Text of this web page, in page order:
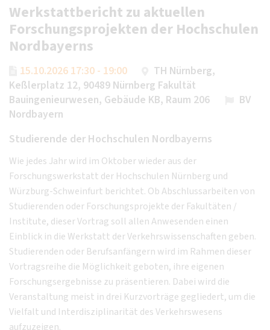
Werkstattbericht zu aktuellen
Forschungsprojekten der Hochschulen
Nordbayerns
15.10.2026 17:30 - 19:00
TH Nürnberg,
Keßlerplatz 12, 90489 Nürnberg Fakultät
Bauingenieurwesen, Gebäude KB, Raum 206
BV
Nordbayern
Studierende der Hochschulen Nordbayerns
Wie jedes Jahr wird im Oktober wieder aus der
Forschungswerkstatt der Hochschulen Nürnberg und
Würzburg-Schweinfurt berichtet. Ob Abschlussarbeiten von
Studierenden oder Forschungsprojekte der Fakultäten /
Institute, dieser Vortrag soll allen Anwesenden einen
Einblick in die Werkstatt der Verkehrswissenschaften geben.
Studierenden oder Berufsanfängern wird im Rahmen dieser
Vortragsreihe die Möglichkeit geboten, ihre eigenen
Forschungsergebnisse zu präsentieren. Dabei wird die
Veranstaltung meist in drei Kurzvorträge gegliedert, um die
Vielfalt und Interdisziplinarität des Verkehrswesens
aufzuzeigen.